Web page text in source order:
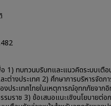
1) ทบทวนบริบทและแนวคิดระบบเตื
ต่างประเทศ 2) ศึกษาการบริหารจัดก
ประเทศไทยในเหตุการณ์อุทกภัยจาก
มราช 3) ข้อเสนอแนะเชิงนโยบายต่อ